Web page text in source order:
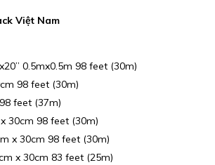
Việt Nam
0.5mx0.5m 98 feet (30m)
98 feet (30m)
feet (37m)
x 30cm 98 feet (30m)
x 30cm 98 feet (30m)
x 30cm 83 feet (25m)